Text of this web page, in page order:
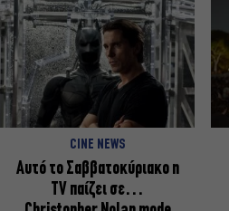
CINE NEWS
Αυτό το Σαββατοκύριακο η
TV παίζει σε…